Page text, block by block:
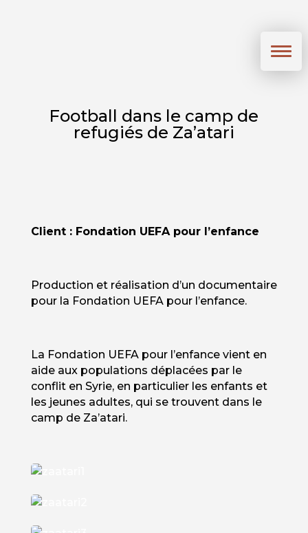
Football dans le camp de
refugiés de Za’atari
Client : Fondation UEFA pour l’enfance
Production et réalisation d’un documentaire
pour la Fondation UEFA pour l’enfance.
La Fondation UEFA pour l’enfance vient en
aide aux populations déplacées par le
conflit en Syrie, en particulier les enfants et
les jeunes adultes, qui se trouvent dans le
camp de Za’atari.